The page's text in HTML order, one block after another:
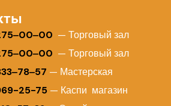
— Торговый зал
— Торговый зал
— Мастерская
25-75— Каспи магазин